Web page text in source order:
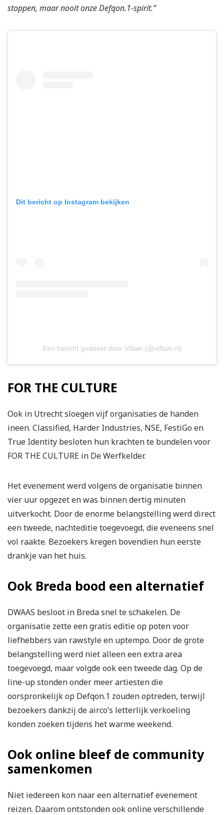
stoppen, maar nooit onze Defqon.1-spirit.”
Dit bericht op Instagram bekijken
Een bericht gedeeld door Villain (@villain.nl)
FOR THE CULTURE
Ook in Utrecht sloegen vijf organisaties de handen
ineen. Classified, Harder Industries, NSE, FestiGo en
True Identity besloten hun krachten te bundelen voor
FOR THE CULTURE in De Werfkelder.
Het evenement werd volgens de organisatie binnen
vier uur opgezet en was binnen dertig minuten
uitverkocht. Door de enorme belangstelling werd direct
een tweede, nachteditie toegevoegd, die eveneens snel
vol raakte. Bezoekers kregen bovendien hun eerste
drankje van het huis.
Ook Breda bood een alternatief
DWAAS besloot in Breda snel te schakelen. De
organisatie zette een gratis editie op poten voor
liefhebbers van rawstyle en uptempo. Door de grote
belangstelling werd niet alleen een extra area
toegevoegd, maar volgde ook een tweede dag. Op de
line-up stonden onder meer artiesten die
oorspronkelijk op Defqon.1 zouden optreden, terwijl
bezoekers dankzij de airco’s letterlijk verkoeling
konden zoeken tijdens het warme weekend.
Ook online bleef de community
samenkomen
Niet iedereen kon naar een alternatief evenement
reizen. Daarom ontstonden ook online verschillende